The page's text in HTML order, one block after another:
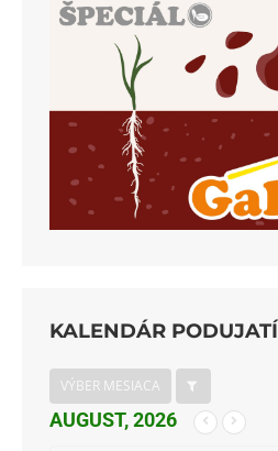
KALENDÁR PODUJATÍ
VÝBER MESIACA
AUGUST, 2026